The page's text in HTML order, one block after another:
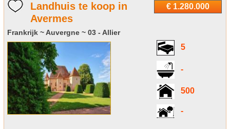
€ 1.280.000
Landhuis te koop in
Avermes
Frankrijk ~ Auvergne ~ 03 - Allier
5
-
500
-